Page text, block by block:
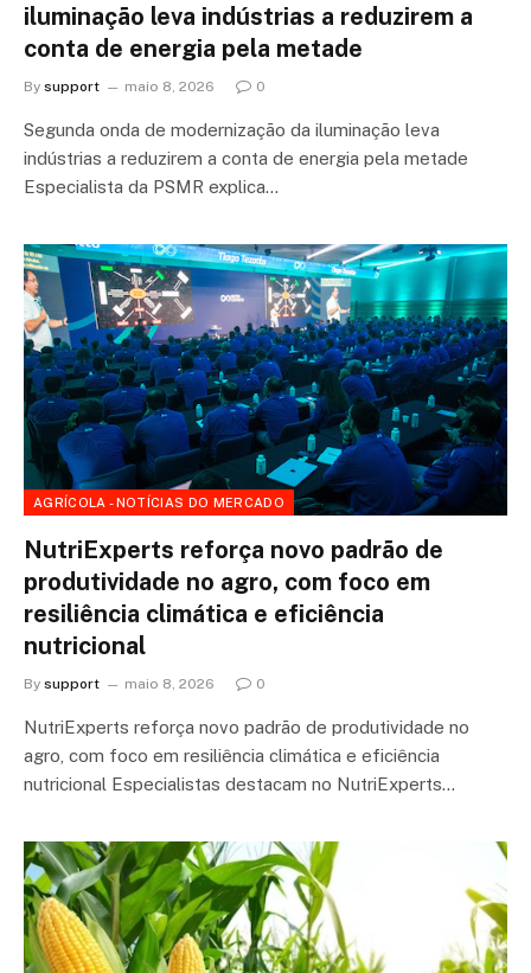
iluminação leva indústrias a reduzirem a
conta de energia pela metade
By support maio 8, 2026 0
Segunda onda de modernização da iluminação leva
indústrias a reduzirem a conta de energia pela metade
Especialista da PSMR explica…
AGRÍCOLA - NOTÍCIAS DO MERCADO
NutriExperts reforça novo padrão de
produtividade no agro, com foco em
resiliência climática e eficiência
nutricional
By support maio 8, 2026 0
NutriExperts reforça novo padrão de produtividade no
agro, com foco em resiliência climática e eficiência
nutricional Especialistas destacam no NutriExperts…